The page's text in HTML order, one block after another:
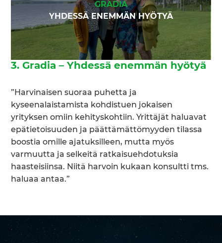
GRADIA
YHDESSÄ ENEMMÄN HYÖTYÄ
3. Gradia – Yhdessä enemmän hyötyä
”Harvinaisen suoraa puhetta ja
kyseenalaistamista kohdistuen jokaisen
yrityksen omiin kehityskohtiin. Yrittäjät haluavat
epätietoisuuden ja päättämättömyyden tilassa
boostia omille ajatuksilleen, mutta myös
varmuutta ja selkeitä ratkaisuehdotuksia
haasteisiinsa. Niitä harvoin kukaan konsultti tms.
haluaa antaa.”